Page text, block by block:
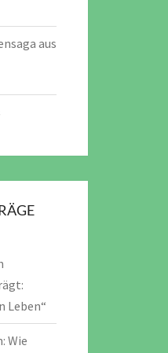
aus
Leben“
Wie